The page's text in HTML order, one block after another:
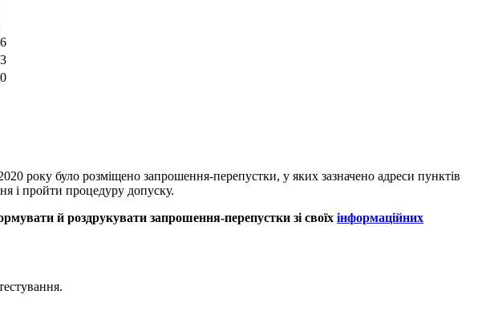
року було розміщено запрошення-перепустки, у яких зазначено адреси пунктів
і пройти процедуру допуску.
й роздрукувати запрошення-перепустки зі своїх інформаційних